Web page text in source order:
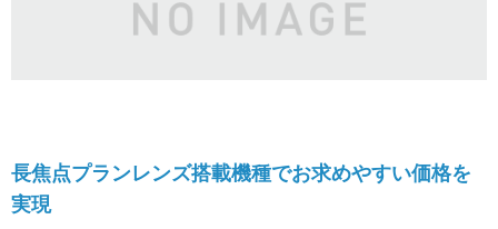
長焦点プランレンズ搭載機種でお求めやすい価格を
実現